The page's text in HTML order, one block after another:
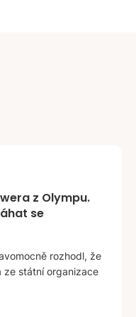
z Olympu.
se
rozhodl, že
ze státní organizace